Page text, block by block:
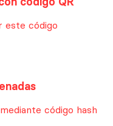
este código
código hash